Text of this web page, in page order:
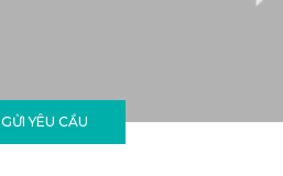
GỬI YÊU CẦU